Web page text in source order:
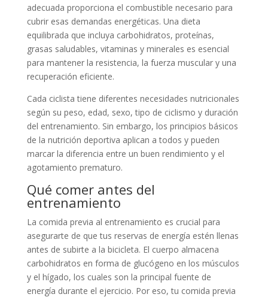
adecuada proporciona el combustible necesario para
cubrir esas demandas energéticas. Una dieta
equilibrada que incluya carbohidratos, proteínas,
grasas saludables, vitaminas y minerales es esencial
para mantener la resistencia, la fuerza muscular y una
recuperación eficiente.
Cada ciclista tiene diferentes necesidades nutricionales
según su peso, edad, sexo, tipo de ciclismo y duración
del entrenamiento. Sin embargo, los principios básicos
de la nutrición deportiva aplican a todos y pueden
marcar la diferencia entre un buen rendimiento y el
agotamiento prematuro.
Qué comer antes del
entrenamiento
La comida previa al entrenamiento es crucial para
asegurarte de que tus reservas de energía estén llenas
antes de subirte a la bicicleta. El cuerpo almacena
carbohidratos en forma de glucógeno en los músculos
y el hígado, los cuales son la principal fuente de
energía durante el ejercicio. Por eso, tu comida previa